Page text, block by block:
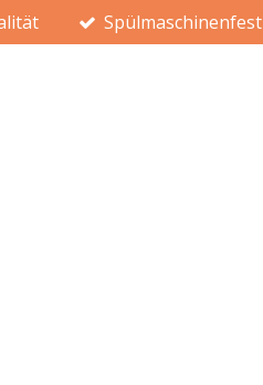
Spülmaschinenfest